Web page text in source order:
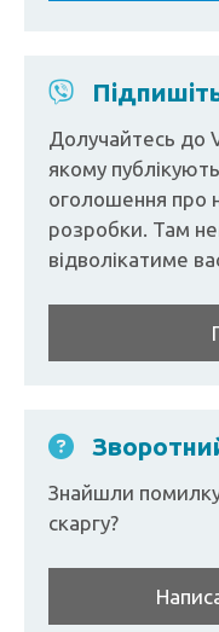
Долучайтесь до
якому
оголошення про
розробки. Там
відволікатиме
Знайшли
скаргу?